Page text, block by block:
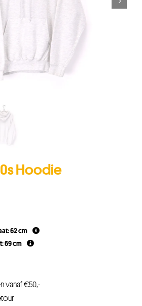
Hoodie
62 cm
69 cm
vanaf €50,-